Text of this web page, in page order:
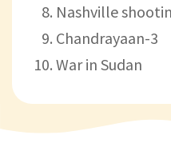
Nashville
Chandrayaan-3
War in Sudan